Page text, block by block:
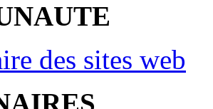
des sites web